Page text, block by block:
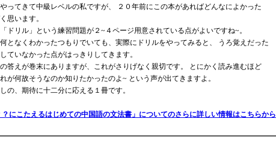
ってきて中級レベルの私ですが、 ２０年前にこの本があればどんなによかった
思います。
ドリル」という練習問題が２~４ページ用意されている点がよいですね~。
となくわかったつもりでいても、実際にドリルをやってみると、 うろ覚えだった
ていなかった点がはっきりしてきます。
答えが巻末にありますが、これがさりげなく親切です。 とにかく読み進むほど
が何故そうなのか知りたかったのよ~ という声が出てきますよ。
の、期待に十二分に応える１冊です。
？にこたえるはじめての中国語の文法書」についてのさらに詳しい情報はこちらから